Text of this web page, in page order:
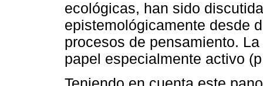
ecológicas, han sido
epistemológicamente desde
procesos de pensamiento.
papel especialmente activo